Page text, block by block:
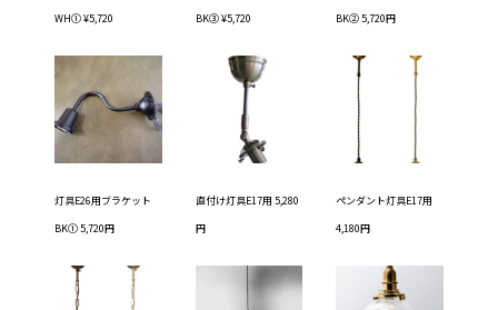
WH① ¥5,720
BK③ ¥5,720
BK② 5,720円
灯具E26用ブラケット
BK① 5,720円
直付け灯具E17用 5,280
円
ペンダント灯具E17用
4,180円